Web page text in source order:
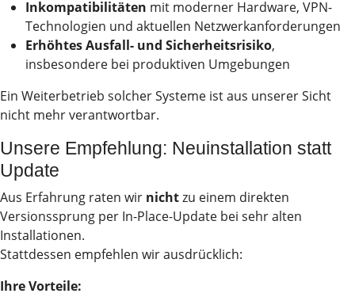
Inkompatibilitäten mit moderner Hardware, VPN-
Technologien und aktuellen Netzwerkanforderungen
Erhöhtes Ausfall- und Sicherheitsrisiko,
insbesondere bei produktiven Umgebungen
Ein Weiterbetrieb solcher Systeme ist aus unserer Sicht
nicht mehr verantwortbar.
Unsere Empfehlung: Neuinstallation statt
Update
Aus Erfahrung raten wir nichtzu einem direkten
Versionssprung per In-Place-Update bei sehr alten
Installationen.
Stattdessen empfehlen wir ausdrücklich:
Ihre Vorteile: